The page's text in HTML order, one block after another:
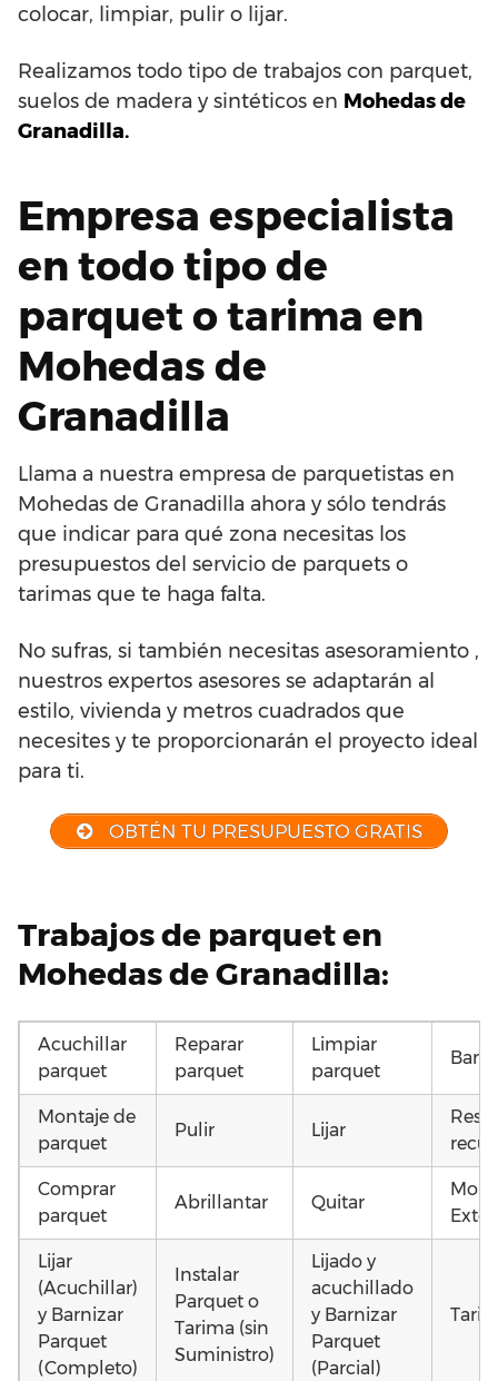
colocar, limpiar, pulir o lijar.
Realizamos todo tipo de trabajos con parquet,
suelos de madera y sintéticos en Mohedas de
Granadilla.
Empresa especialista
en todo tipo de
parquet o tarima en
Mohedas de
Granadilla
Llama a nuestra empresa de parquetistas en
Mohedas de Granadilla ahora y sólo tendrás
que indicar para qué zona necesitas los
presupuestos del servicio de parquets o
tarimas que te haga falta.
No sufras, si también necesitas asesoramiento ,
nuestros expertos asesores se adaptarán al
estilo, vivienda y metros cuadrados que
necesites y te proporcionarán el proyecto ideal
para ti.
OBTÉN TU PRESUPUESTO GRATIS
Trabajos de parquet en
Mohedas de Granadilla:
Acuchillar
parquet
Reparar
parquet
Limpiar
parquet
Montaje de
parquet
Pulir Lijar
Comprar
parquet
Abrillantar Quitar
Lijar
(Acuchillar)
y Barnizar
Parquet
(Completo)
Instalar
Parquet o
Tarima (sin
Suministro)
Lijado y
acuchillado
y Barnizar
Parquet
(Parcial)